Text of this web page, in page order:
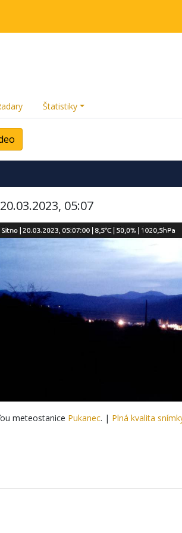
Štatistiky
05:07
meteostanice Pukanec. | Plná kvalita